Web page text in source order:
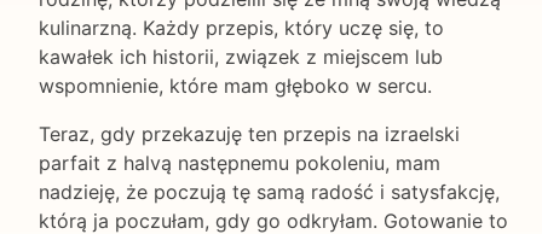
kulinarzną. Każdy przepis, który uczę się, to
kawałek ich historii, związek z miejscem lub
wspomnienie, które mam głęboko w sercu.
Teraz, gdy przekazuję ten przepis na izraelski
parfait z halvą następnemu pokoleniu, mam
nadzieję, że poczują tę samą radość i satysfakcję,
którą ja poczułam, gdy go odkryłam. Gotowanie to